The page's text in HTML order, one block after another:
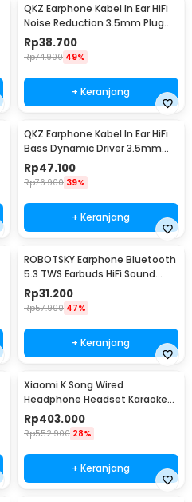
QKZ Earphone Kabel In Ear HiFi
Noise Reduction 3.5mm Plug
with Mic - QKZ-CK5
Rp38.700
Rp74.900 49%
+ Keranjang
QKZ Earphone Kabel In Ear HiFi
Bass Dynamic Driver 3.5mm
Plug with Mic - QKZ-AK6
Rp47.100
Rp76.900 39%
+ Keranjang
ROBOTSKY Earphone Bluetooth
5.3 TWS Earbuds HiFi Sound
Waterproof - A6S
Rp31.200
Rp57.900 47%
+ Keranjang
Xiaomi K Song Wired
Headphone Headset Karaoke
with Mic
Rp403.000
Rp552.900 28%
+ Keranjang